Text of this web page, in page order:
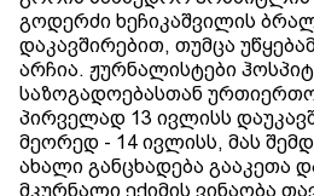
გოდერძი ხეჩიკაშვილის
დაკავშირებით, თუმცა
არჩია. ჟურნალისტები
საზოგადოებასთან
პირველად 13 ივლისს
მეორედ - 14 ივლისს, მას
ახალი განცხადება გააკეთა
მკურნალი ექიმის ვინაობა